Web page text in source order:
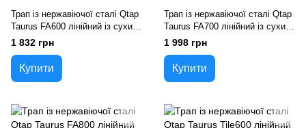
Трап із нержавіючої сталі Qtap
Taurus FA600 лінійний із сухим
затвором
1 832 грн
Купити
Трап із нержавіючої сталі Qtap
Taurus FA700 лінійний із сухим
затвором
1 998 грн
Купити